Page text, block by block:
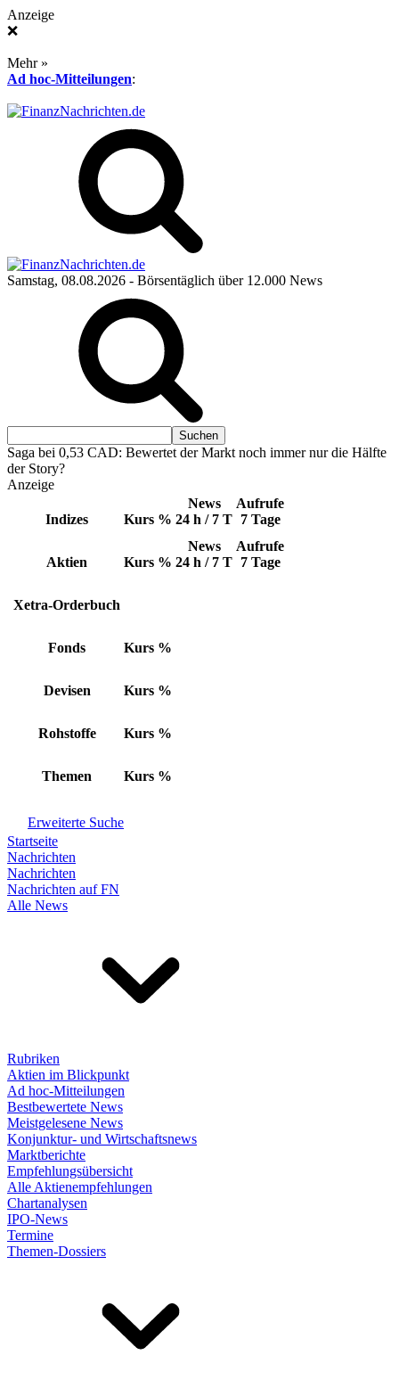
Anzeige
❌
Mehr »
Ad hoc-Mitteilungen:
Samstag, 08.08.2026 - Börsentäglich über 12.000 News
Saga bei 0,53 CAD: Bewertet der Markt noch immer nur die Hälfte
der Story?
Anzeige
Indizes Kurs %
News
24 h / 7 T
Aufrufe
7 Tage
Aktien Kurs %
News
24 h / 7 T
Aufrufe
7 Tage
Xetra-Orderbuch
Fonds Kurs %
Devisen Kurs %
Rohstoffe Kurs %
Themen Kurs %
Erweiterte Suche
Startseite
Nachrichten
Nachrichten
Nachrichten auf FN
Alle News
Rubriken
Aktien im Blickpunkt
Ad hoc-Mitteilungen
Bestbewertete News
Meistgelesene News
Konjunktur- und Wirtschaftsnews
Marktberichte
Empfehlungsübersicht
Alle Aktienempfehlungen
Chartanalysen
IPO-News
Termine
Themen-Dossiers